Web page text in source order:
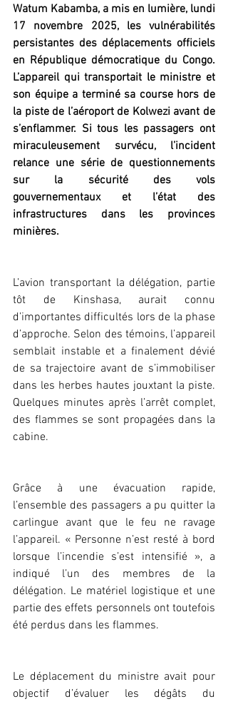
Watum Kabamba, a mis en lumière, lundi
17 novembre 2025, les vulnérabilités
persistantes des déplacements officiels
en République démocratique du Congo.
L’appareil qui transportait le ministre et
son équipe a terminé sa course hors de
la piste de l’aéroport de Kolwezi avant de
s’enflammer. Si tous les passagers ont
miraculeusement survécu, l’incident
relance une série de questionnements
sur la sécurité des vols
gouvernementaux et l’état des
infrastructures dans les provinces
minières.
L’avion transportant la délégation, partie
tôt de Kinshasa, aurait connu
d’importantes difficultés lors de la phase
d’approche. Selon des témoins, l’appareil
semblait instable et a finalement dévié
de sa trajectoire avant de s’immobiliser
dans les herbes hautes jouxtant la piste.
Quelques minutes après l’arrêt complet,
des flammes se sont propagées dans la
cabine.
Grâce à une évacuation rapide,
l’ensemble des passagers a pu quitter la
carlingue avant que le feu ne ravage
l’appareil. « Personne n’est resté à bord
lorsque l’incendie s’est intensifié », a
indiqué l’un des membres de la
délégation. Le matériel logistique et une
partie des effets personnels ont toutefois
été perdus dans les flammes.
Le déplacement du ministre avait pour
objectif d’évaluer les dégâts du